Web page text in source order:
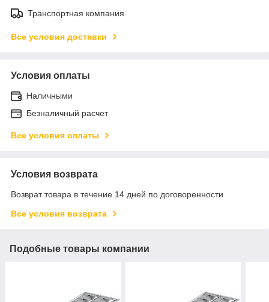
Транспортная компания
Все условия доставки
Условия оплаты
Наличными
Безналичный расчет
Все условия оплаты
Условия возврата
Возврат товара в течение 14 дней по договоренности
Все условия возврата
Подобные товары компании